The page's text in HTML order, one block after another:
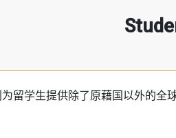
为留学生提供除了原藉国以外的全